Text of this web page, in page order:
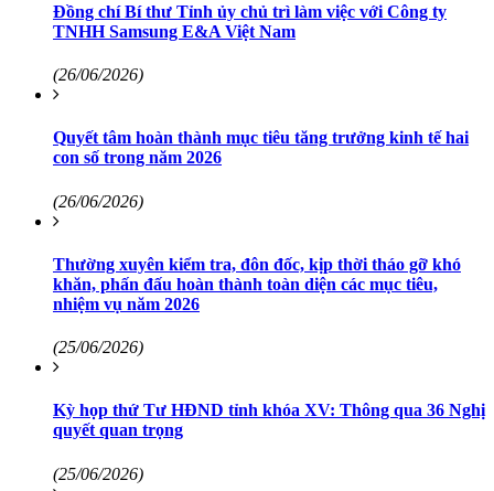
Đồng chí Bí thư Tỉnh ủy chủ trì làm việc với Công ty
TNHH Samsung E&A Việt Nam
(26/06/2026)
Quyết tâm hoàn thành mục tiêu tăng trưởng kinh tế hai
con số trong năm 2026
(26/06/2026)
Thường xuyên kiểm tra, đôn đốc, kịp thời tháo gỡ khó
khăn, phấn đấu hoàn thành toàn diện các mục tiêu,
nhiệm vụ năm 2026
(25/06/2026)
Kỳ họp thứ Tư HĐND tỉnh khóa XV: Thông qua 36 Nghị
quyết quan trọng
(25/06/2026)